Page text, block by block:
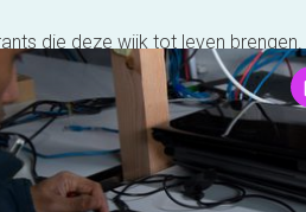
die deze wijk tot leven brengen.